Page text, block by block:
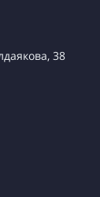
38